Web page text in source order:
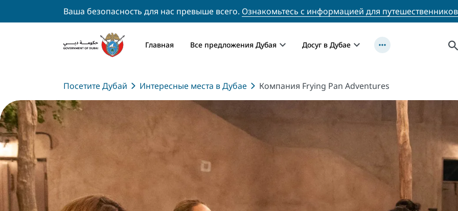
Ваша безопасность для нас превыше всего. Ознакомьтесь с информацией для путешественников
Главная Все предложения Дубая Досуг в Дубае
Посетите Дубай Интересные места в Дубае Компания Frying Pan Adventures